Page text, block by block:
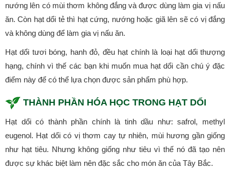
nướng lên có mùi thơm không đắng và được dùng làm gia vị nấu
ăn. Còn hạt dổi tẻ thì hạt cứng, nướng hoặc giã lên sẽ có vị đắng
và không dùng để làm gia vị nấu ăn.
Hạt dổi tươi bóng, hanh đỏ, đều hạt chính là loại hạt dổi thượng
hạng, chính vì thế các bạn khi muốn mua hạt dổi cần chú ý đặc
điểm này để có thể lựa chọn được sản phẩm phù hợp.
THÀNH PHẦN HÓA HỌC TRONG HẠT DỔI
Hạt dổi có thành phần chính là tinh dầu như: safrol, methyl
eugenol. Hạt dổi có vị thơm cay tự nhiên, mùi hương gần giống
như hạt tiêu. Nhưng không giống như tiêu vì thế nó đã tạo nên
được sự khác biệt làm nên đặc sắc cho món ăn của Tây Bắc.